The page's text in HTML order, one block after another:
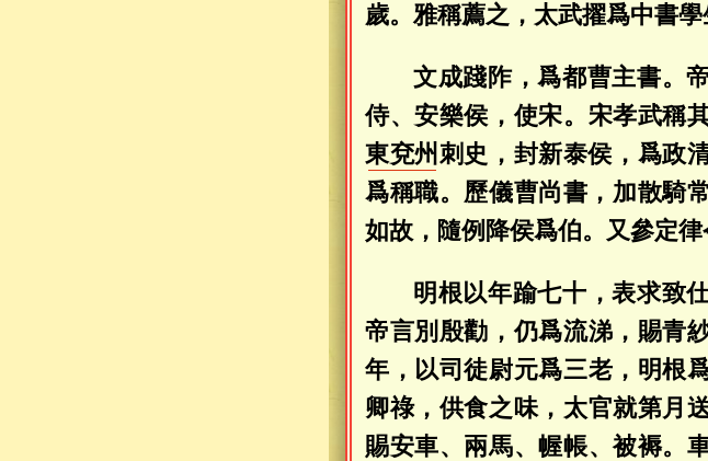
歲。雅稱薦之，太武擢爲中書學
文成踐阼，爲都曹主書。
侍、安樂侯，使宋。宋孝武稱
東兗州 刺史，封新泰侯，爲政
爲稱職。歷儀曹尚書，加散騎
如故，隨例降侯爲伯。又參定律
明根以年踰七十，表求致
帝言別殷勸，仍爲流涕，賜青
年，以司徒尉元爲三老，明根
卿祿，供食之味，太官就第月
賜安車、兩馬、幄帳、被褥。